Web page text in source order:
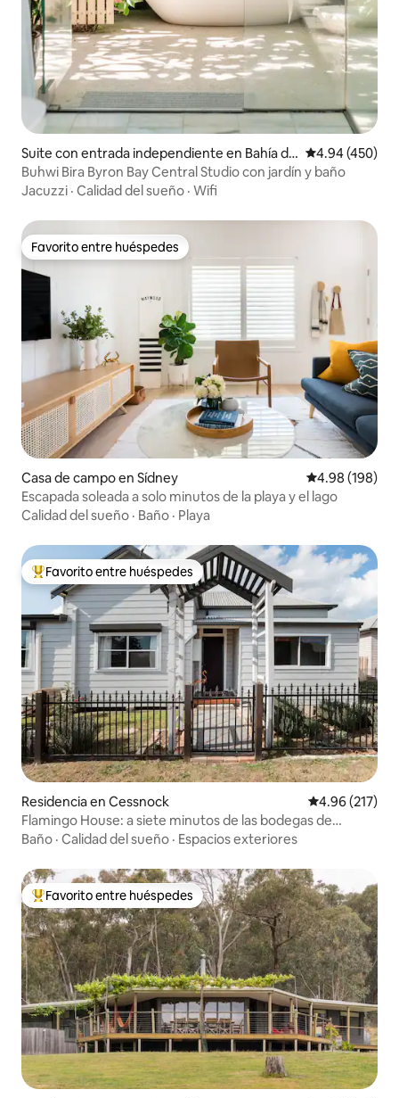
Suite con entrada independiente en Bahía de
Byron
Calificación
4.94 (450)
Buhwi Bira Byron Bay Central Studio con jardín y baño
Jacuzzi · Calidad del sueño · Wifi
Favorito entre huéspedes
Favorito entre huéspedes
Casa de campo en Sídney Calificación
4.98 (198)
Escapada soleada a solo minutos de la playa y el lago
Calidad del sueño · Baño · Playa
De los mejores en Favorito entre huéspedes
Favorito entre huéspedes
Residencia en Cessnock Calificación
4.96 (217)
Flamingo House: a siete minutos de las bodegas de
Hunter Valley
Baño · Calidad del sueño · Espacios exteriores
De los mejores en Favorito entre huéspedes
Favorito entre huéspedes